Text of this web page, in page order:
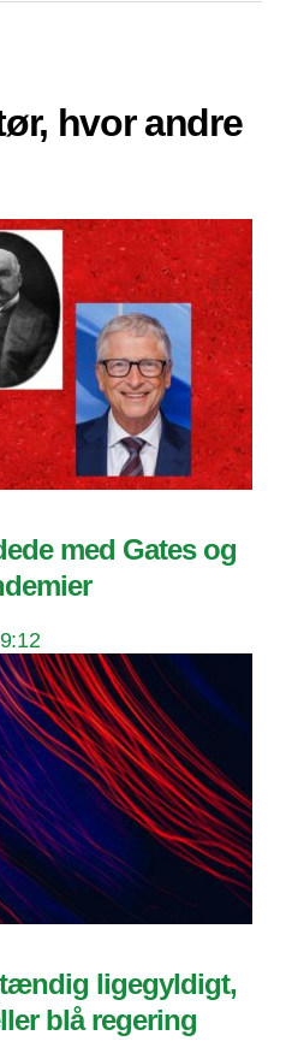
hvor andre
med Gates og
ligegyldigt,
blå regering